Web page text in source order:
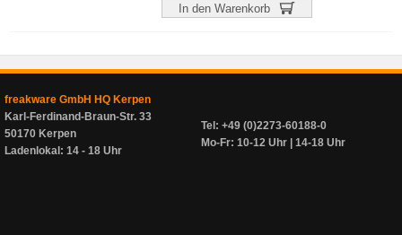
In den Warenkorb
freakware GmbH HQ Kerpen
Karl-Ferdinand-Braun-Str. 33
50170 Kerpen
Ladenlokal: 14 - 18 Uhr
Tel: +49 (0)2273-60188-0
Mo-Fr: 10-12 Uhr | 14-18 Uhr